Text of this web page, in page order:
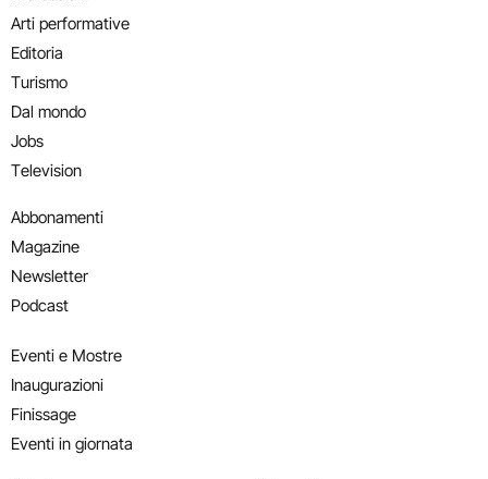
Arti performative
Editoria
Turismo
Dal mondo
Jobs
Television
Abbonamenti
Magazine
Newsletter
Podcast
Eventi e Mostre
Inaugurazioni
Finissage
Eventi in giornata